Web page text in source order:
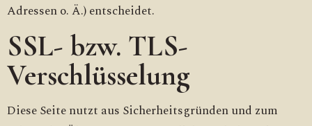
Adressen o. Ä.) entscheidet.
SSL- bzw. TLS-
Verschlüsselung
Diese Seite nutzt aus Sicherheitsgründen und zum